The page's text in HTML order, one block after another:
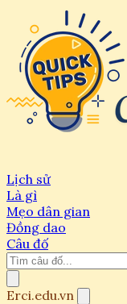
Lịch sử
Là gì
Mẹo dân gian
Đồng dao
Câu đố
Erci.edu.vn